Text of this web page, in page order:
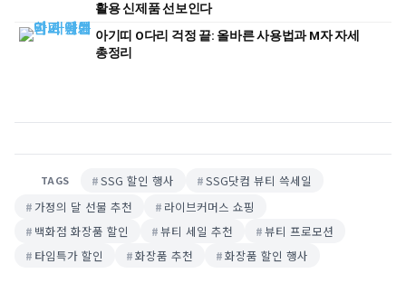
활용 신제품 선보인다
아기띠 O다리 걱정 끝: 올바른 사용법과 M자 자세
총정리
TAGS SSG 할인 행사
SSG닷컴 뷰티 쓱세일
가정의 달 선물 추천
라이브커머스 쇼핑
백화점 화장품 할인
뷰티 세일 추천
뷰티 프로모션
타임특가 할인
화장품 추천 화장품 할인 행사